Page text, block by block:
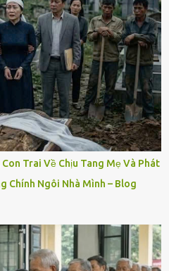
Trai Về Chịu Tang Mẹ Và Phát
Chính Ngôi Nhà Mình – Blog